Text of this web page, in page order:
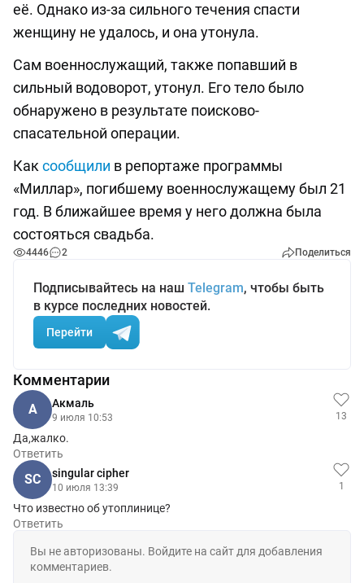
её. Однако из-за сильного течения спасти
женщину не удалось, и она утонула.
Сам военнослужащий, также попавший в
сильный водоворот, утонул. Его тело было
обнаружено в результате поисково-
спасательной операции.
Как сообщили в репортаже программы
«Миллар», погибшему военнослужащему был 21
год. В ближайшее время у него должна была
состояться свадьба.
4446 2 Поделиться
Подписывайтесь на наш Telegram, чтобы быть
в курсе последних новостей.
Перейти
Комментарии
A Aкмаль
9 июля 10:53 13
Да,жалко.
Ответить
SC singular cipher
10 июля 13:39 1
Что известно об утоплинице?
Ответить